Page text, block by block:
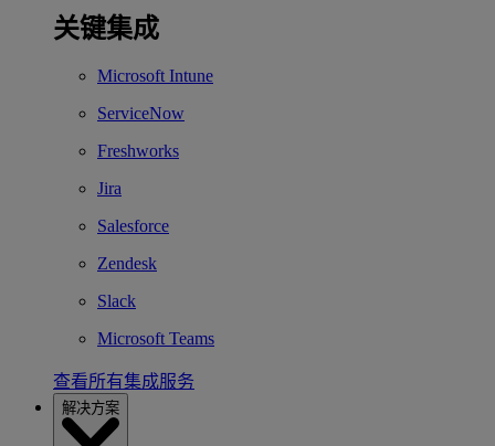
关键集成
Microsoft Intune
ServiceNow
Freshworks
Jira
Salesforce
Zendesk
Slack
Microsoft Teams
查看所有集成服务
解决方案